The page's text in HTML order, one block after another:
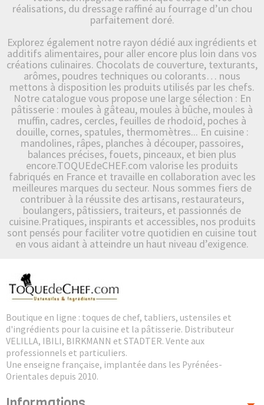
réalisations, du dressage raffiné au fourrage d’un chou
parfaitement doré.
Explorez également notre rayon dédié aux ingrédients et
additifs alimentaires, pour aller encore plus loin dans vos
créations culinaires. Chocolats de couverture, texturants,
arômes, poudres techniques ou colorants… nous
mettons à disposition les produits utilisés par les chefs.
Notre catalogue vous propose une large sélection : En
pâtisserie : moules à gâteau, moules à bûche, moules à
muffin, cadres, cercles, feuilles de rhodoïd, poches à
douille, cornes, spatules, thermomètres... En cuisine :
mandolines, râpes, planches à découper, passoires,
balances précises, fouets, pinceaux, et bien plus
encore.TOQUEdeCHEF.com valorise les produits
fabriqués en France et travaille en collaboration avec les
meilleures marques du secteur. Nous sommes fiers de
contribuer à la réussite des artisans, restaurateurs,
boulangers, pâtissiers, traiteurs, et passionnés de
cuisine.Pratiques, inspirants et accessibles, nos produits
sont pensés pour faciliter votre quotidien en cuisine tout
en vous aidant à atteindre un haut niveau d’exigence.
Boutique en ligne : toques de chef, tabliers, ustensiles et
d'ingrédients pour la cuisine et la pâtisserie. Distributeur
VELILLA, IBILI, BIRKMANN et STADTER. Vente aux
professionnels et particuliers.
Une enseigne française, implantée dans les Pyrénées-
Orientales depuis 2010.